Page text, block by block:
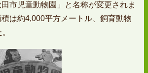
市児童動物園」と名称が変更されま
は約4,000平方メートル、飼育動物